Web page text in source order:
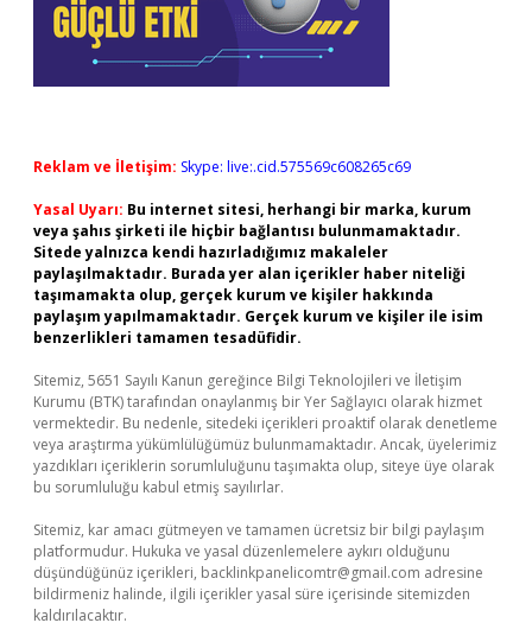
Reklam ve İletişim: Skype: live:.cid.575569c608265c69
Yasal Uyarı: Bu internet sitesi, herhangi bir marka, kurum
veya şahıs şirketi ile hiçbir bağlantısı bulunmamaktadır.
Sitede yalnızca kendi hazırladığımız makaleler
paylaşılmaktadır. Burada yer alan içerikler haber niteliği
taşımamakta olup, gerçek kurum ve kişiler hakkında
paylaşım yapılmamaktadır. Gerçek kurum ve kişiler ile isim
benzerlikleri tamamen tesadüfidir.
Sitemiz, 5651 Sayılı Kanun gereğince Bilgi Teknolojileri ve İletişim
Kurumu (BTK) tarafından onaylanmış bir Yer Sağlayıcı olarak hizmet
vermektedir. Bu nedenle, sitedeki içerikleri proaktif olarak denetleme
veya araştırma yükümlülüğümüz bulunmamaktadır. Ancak, üyelerimiz
yazdıkları içeriklerin sorumluluğunu taşımakta olup, siteye üye olarak
bu sorumluluğu kabul etmiş sayılırlar.
Sitemiz, kar amacı gütmeyen ve tamamen ücretsiz bir bilgi paylaşım
platformudur. Hukuka ve yasal düzenlemelere aykırı olduğunu
düşündüğünüz içerikleri, backlinkpanelicomtr@gmail.com adresine
bildirmeniz halinde, ilgili içerikler yasal süre içerisinde sitemizden
kaldırılacaktır.